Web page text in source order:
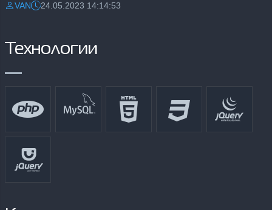
Разместил:
VANДата:24.05.2023 14:14:53
Технологии